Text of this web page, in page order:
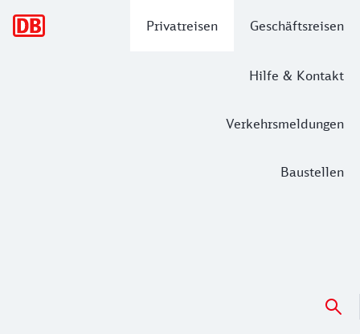
Privatreisen Geschäftsreisen
Hilfe & Kontakt
Verkehrsmeldungen
Baustellen